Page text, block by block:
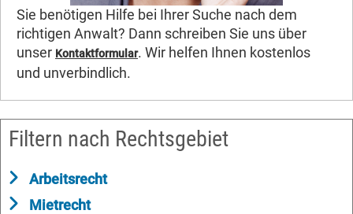
Sie benötigen Hilfe bei Ihrer Suche nach dem
richtigen Anwalt? Dann schreiben Sie uns über
unser Kontaktformular. Wir helfen Ihnen kostenlos
und unverbindlich.
Filtern nach Rechtsgebiet
Arbeitsrecht
Mietrecht